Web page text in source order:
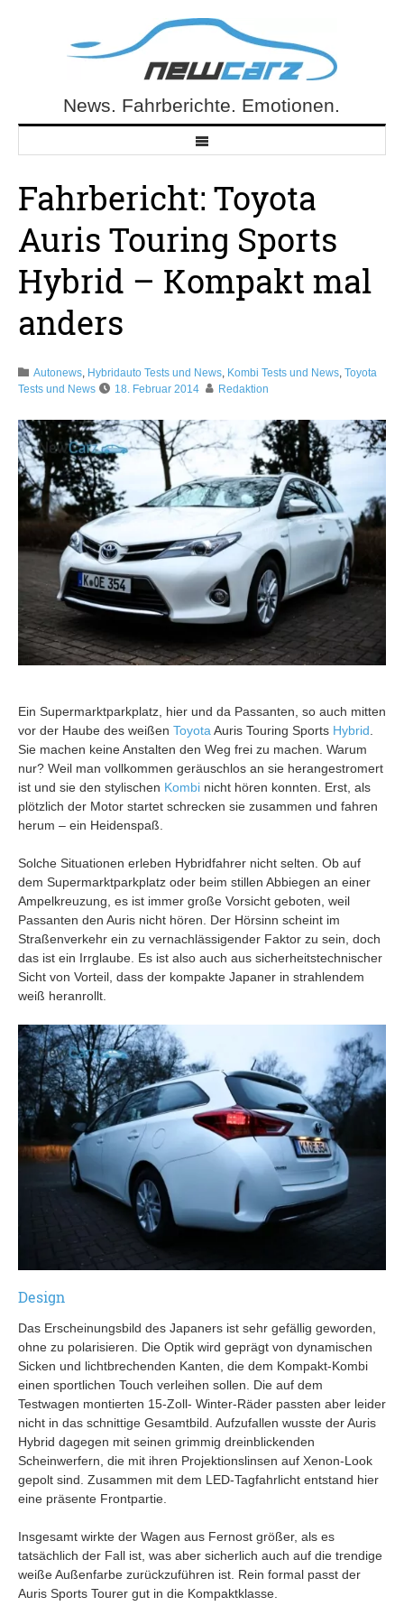
NewCarz.deNews. Fahrberichte. Emotionen.
Fahrbericht: Toyota
Auris Touring Sports
Hybrid – Kompakt mal
anders
Autonews, Hybridauto Tests und News, Kombi Tests und News, Toyota
Tests und News
18. Februar 2014 Redaktion
Ein Supermarktparkplatz, hier und da Passanten, so auch mitten
vor der Haube des weißen Toyota Auris Touring Sports Hybrid
Sie machen keine Anstalten den Weg frei zu machen. Warum
nur? Weil man vollkommen geräuschlos an sie herangestromert
ist und sie den stylischen Kombi nicht hören konnten. Erst, als
plötzlich der Motor startet schrecken sie zusammen und fahren
herum – ein Heidenspaß.
Solche Situationen erleben Hybridfahrer nicht selten. Ob auf
dem Supermarktparkplatz oder beim stillen Abbiegen an einer
Ampelkreuzung, es ist immer große Vorsicht geboten, weil
Passanten den Auris nicht hören. Der Hörsinn scheint im
Straßenverkehr ein zu vernachlässigender Faktor zu sein, doch
das ist ein Irrglaube. Es ist also auch aus sicherheitstechnischer
Sicht von Vorteil, dass der kompakte Japaner in strahlendem
weiß heranrollt.
Design
Das Erscheinungsbild des Japaners ist sehr gefällig geworden,
ohne zu polarisieren. Die Optik wird geprägt von dynamischen
Sicken und lichtbrechenden Kanten, die dem Kompakt-Kombi
einen sportlichen Touch verleihen sollen. Die auf dem
Testwagen montierten 15-Zoll- Winter-Räder passten aber leider
nicht in das schnittige Gesamtbild. Aufzufallen wusste der Auris
Hybrid dagegen mit seinen grimmig dreinblickenden
Scheinwerfern, die mit ihren Projektionslinsen auf Xenon-Look
gepolt sind. Zusammen mit dem LED-Tagfahrlicht entstand hier
eine präsente Frontpartie.
Insgesamt wirkte der Wagen aus Fernost größer, als es
tatsächlich der Fall ist, was aber sicherlich auch auf die trendige
weiße Außenfarbe zurückzuführen ist. Rein formal passt der
Auris Sports Tourer gut in die Kompaktklasse.